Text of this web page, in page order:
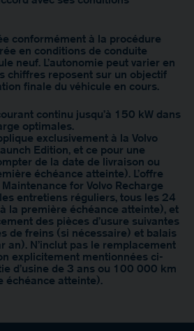
conformément à la procédure
en conditions de conduite
neuf. L’autonomie peut varier en
chiffres reposent sur un objectif
finale du véhicule en cours.
continu jusqu’à 150 kW dans
optimales.
exclusivement à la Volvo
Edition, et ce pour une
de la date de livraison ou
échéance atteinte). L’offre
Maintenance for Volvo Recharge
entretiens réguliers, tous les 24
la première échéance atteinte), et
des pièces d’usure suivantes
de freins (si nécessaire) et balais
an). N’inclut pas le remplacement
explicitement mentionnées ci-
d’usine de 3 ans ou 100 000 km
échéance atteinte).